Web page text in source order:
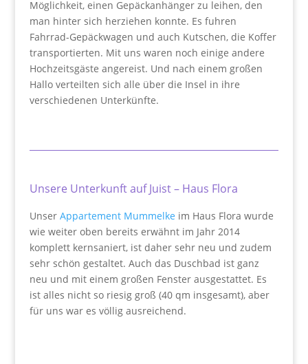
Möglichkeit, einen Gepäckanhänger zu leihen, den
man hinter sich herziehen konnte. Es fuhren
Fahrrad-Gepäckwagen und auch Kutschen, die Koffer
transportierten. Mit uns waren noch einige andere
Hochzeitsgäste angereist. Und nach einem großen
Hallo verteilten sich alle über die Insel in ihre
verschiedenen Unterkünfte.
Unsere Unterkunft auf Juist – Haus Flora
Unser Appartement Mummelke im Haus Flora wurde
wie weiter oben bereits erwähnt im Jahr 2014
komplett kernsaniert, ist daher sehr neu und zudem
sehr schön gestaltet. Auch das Duschbad ist ganz
neu und mit einem großen Fenster ausgestattet. Es
ist alles nicht so riesig groß (40 qm insgesamt), aber
für uns war es völlig ausreichend.